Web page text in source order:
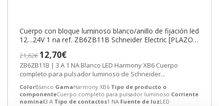
Cuerpo con bloque luminoso blanco/anillo de fijación led
12…24V 1 na ref. ZB6ZB11B Schneider Electric [PLAZO
21,62€12,70€
ZB6ZB11B | 3 A 1 NA Blanco LED Harmony XB6 Cuerpo
completo para pulsador luminoso de Schneider...
ColorBlanco GamaHarmony XB6 Tipo de producto o
componenteCuerpo completo para pulsador luminoso Corriente
nominal3 A Tipo de contactos1 NA Fuente de luzLED